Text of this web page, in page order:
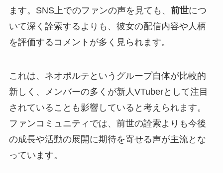
ます。SNS上でのファンの声を見ても、 前世につ
いて深く詮索するよりも、彼女の配信内容や人柄
を評価するコメントが多く見られます。
これは、ネオポルテというグループ自体が比較的
新しく、メンバーの多くが新人VTuberとして注目
されていることも影響していると考えられます。
ファンコミュニティでは、前世の詮索よりも今後
の成長や活動の展開に期待を寄せる声が主流とな
っています。